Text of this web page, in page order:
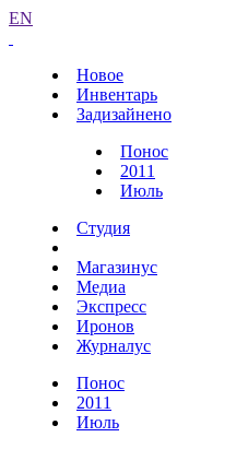
EN
Новое
Инвентарь
Задизайнено
Понос
2011
Июль
Студия
Магазинус
Медиа
Экспресс
Иронов
Журналус
Понос
2011
Июль